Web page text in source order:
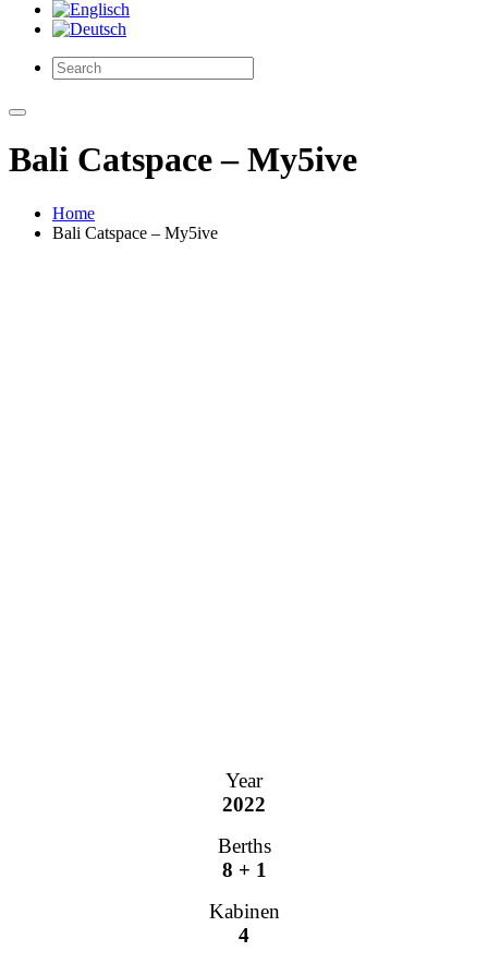
Bali Catspace – My5ive
Home
Bali Catspace – My5ive
Year
2022
Berths
8 + 1
Kabinen
4